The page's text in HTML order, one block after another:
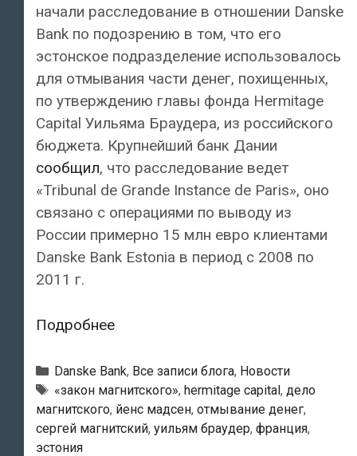
начали расследование в отношении Danske
Bank по подозрению в том, что его
эстонское подразделение использовалось
для отмывания части денег, похищенных,
по утверждению главы фонда Hermitage
Capital Уильяма Браудера, из российского
бюджета. Крупнейший банк Дании
сообщил, что расследование ведет
«Tribunal de Grande Instance de Paris», оно
связано с операциями по выводу из
России примерно 15 млн евро клиентами
Danske Bank Estonia в период с 2008 по
2011 г.
ПодробнееВласти
изучают
причастность
Danske
Bank
Рубрики
Danske Bank, Все записи блога, Новости
Тэги
«закон магнитского», hermitage capital, дело
магнитского, йенс мадсен, отмывание денег,
сергей магнитский, уильям браудер, франция,
эстония